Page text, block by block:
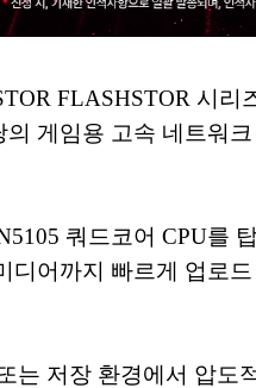
FLASHSTOR 시
게임용 고속 네트워
쿼드코어 CPU
어까지 빠르게 업로
는 저장 환경에서 압